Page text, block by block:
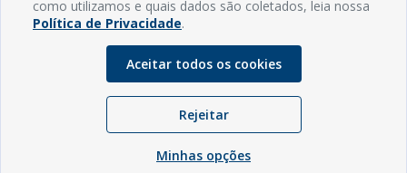
Endereço: Rua Capitão Vicente de Brito, S/N - Centro
CEP: 59598-000 - Guamaré - RN
Contato: (84) 3525-2032
E-mail: diretoria@guamare.rn.leg.br
Horário: Segunda a sexta-feira, das 8h às 12h
como utilizamos e quais dados são coletados, leia nossa
Política de Privacidade.
Aceitar todos os cookies
Rejeitar
Minhas opções